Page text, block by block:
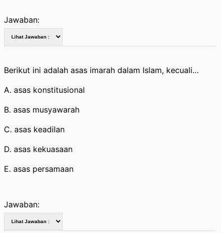
Jawaban:
Berikut ini adalah asas imarah dalam Islam, kecuali…
A. asas konstitusional
B. asas musyawarah
C. asas keadilan
D. asas kekuasaan
E. asas persamaan
Jawaban: